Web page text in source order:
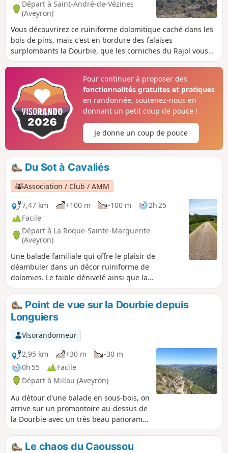
Départ à Saint-André-de-Vézines
(Aveyron)
Vous découvrirez ce ruiniforme dolomitique caché dans les
bois de pins, mais c'est en bordure des falaises
surplombants la Dourbie, que les corniches du Rajol vous
dévoileront leur majesté.Que dire de la beauté dantesque
voluptueux des toitures de la ferme éponyme.Une
promenade familiale qui oscille entre enchantement et
onirisme.
Pour continuer à proposer des
fonctionnalités gratuites et pratiques
en randonnée, soutenez-nous en
donnant un petit coup de pouce !
Je donne un coup de pouce
Du Sot à Cavaliés
Association / Club / AMM
7,47 km
+100 m -100 m
2h 25
Facile
Départ à La Roque-Sainte-Marguerite
(Aveyron)
Une balade familiale qui offre le plaisir de
déambuler dans un décor ruiniforme de
dolomies. Le faible dénivelé ainsi que la
progressivité régulière de la pente en font un
parcours idéal pour nos aînés ou de jeunes
enfants.Point de vue sur la Dourbie depuis
Longuiers
Visorandonneur
2,95 km
+30 m
-30 m
0h 55
Facile
Départ à Millau (Aveyron)
Au détour d'une balade en sous-bois, on
arrive sur un promontoire au-dessus de
la Dourbie avec un très beau panorama
et, si l'on a de la chance, des vautours
en plein vol.
Le chaos du Caoussou